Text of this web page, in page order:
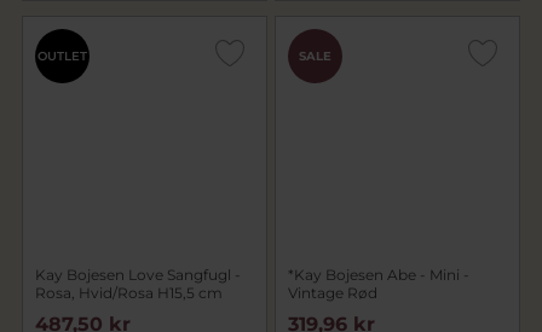
OUTLET
Kay Bojesen Love Sangfugl -
Rosa, Hvid/Rosa H15,5 cm
487,50 kr
SALE
*Kay Bojesen Abe - Mini -
Vintage Rød
319,96 kr